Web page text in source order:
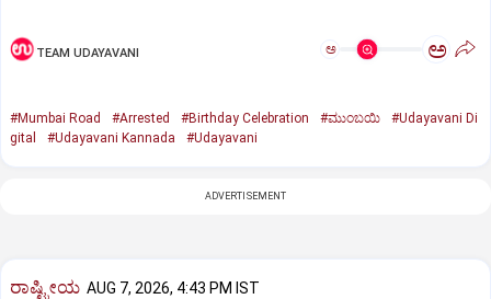
TEAM UDAYAVANI ಅ ಅ
#Mumbai Road #Arrested #Birthday Celebration #ಮುಂಬಯಿ
#Udayavani Di
gital
#Udayavani Kannada #Udayavani
ADVERTISEMENT
ರಾಷ್ಟ್ರೀಯ AUG 7, 2026, 4:43 PM IST